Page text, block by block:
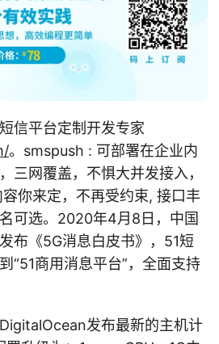
信平台定制开发专家
。smspush : 可部署在企业内
三网覆盖，不惧大并发接入，
你来定，不再受约束, 接口丰
可选。2020年4月8日，中国
布《5G消息白皮书》，51短
“51商用消息平台”，全面支持
发布最新的主机计